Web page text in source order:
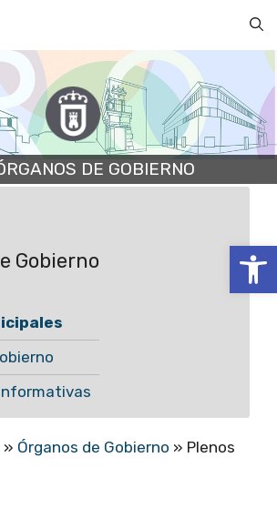
Abrir
DE GOBIERNO
» Órganos de Gobierno » Plenos
Gobierno